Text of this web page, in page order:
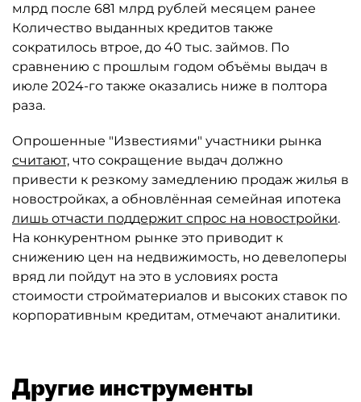
млрд после 681 млрд рублей месяцем ранее
Количество выданных кредитов также
сократилось втрое, до 40 тыс. займов. По
сравнению с прошлым годом объёмы выдач в
июле 2024-го также оказались ниже в полтора
раза.
Опрошенные "Известиями" участники рынка
считают, что сокращение выдач должно
привести к резкому замедлению продаж жилья в
новостройках, а обновлённая семейная ипотека
лишь отчасти поддержит спрос на новостройки.
На конкурентном рынке это приводит к
снижению цен на недвижимость, но девелоперы
вряд ли пойдут на это в условиях роста
стоимости стройматериалов и высоких ставок по
корпоративным кредитам, отмечают аналитики.
Другие инструменты